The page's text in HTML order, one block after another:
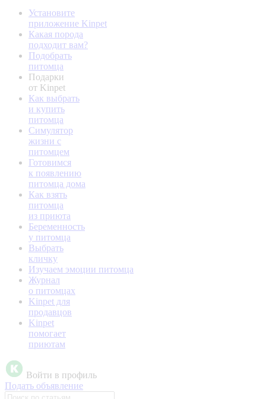
Установите
приложение Kinpet
Какая порода
подходит вам?
Подобрать
питомца
Подарки
от Kinpet
Как выбрать
и купить
питомца
Симулятор
жизни с
питомцем
Готовимся
к появлению
питомца дома
Как взять
питомца
из приюта
Беременность
у питомца
Выбрать
кличку
Изучаем эмоции питомца
Журнал
о питомцах
Kinpet для
продавцов
Kinpet
помогает
приютам
Войти в профиль
Подать объявление